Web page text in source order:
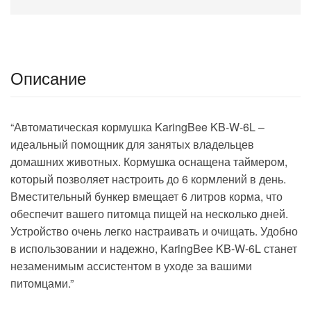
Описание
“Автоматическая кормушка KaringBee KB-W-6L –
идеальный помощник для занятых владельцев
домашних животных. Кормушка оснащена таймером,
который позволяет настроить до 6 кормлений в день.
Вместительный бункер вмещает 6 литров корма, что
обеспечит вашего питомца пищей на несколько дней.
Устройство очень легко настраивать и очищать. Удобно
в использовании и надежно, KaringBee KB-W-6L станет
незаменимым ассистентом в уходе за вашими
питомцами.”